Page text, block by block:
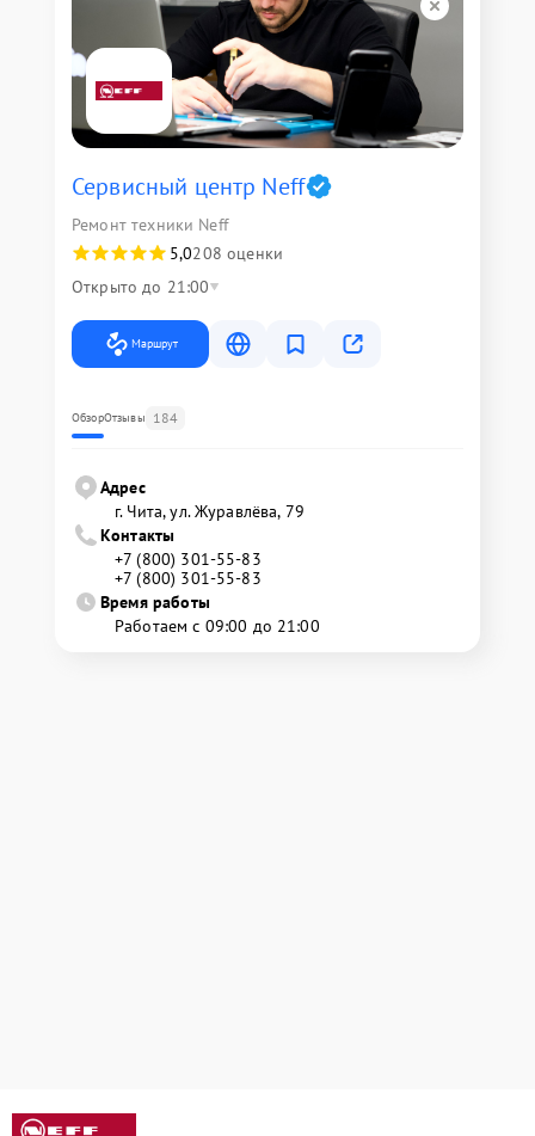
Сервисный центр Neff
Ремонт техники Neff
5,0208 оценки
Открыто до 21:00
Маршрут
ОбзорОтзывы 184
Адрес
г. Чита, ул. Журавлёва, 79
Контакты
+7 (800) 301-55-83
+7 (800) 301-55-83
Время работы
Работаем с 09:00 до 21:00